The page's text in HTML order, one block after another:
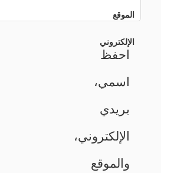
الموقع
الإلكتروني
احفظ
اسمي،
بريدي
الإلكتروني،
والموقع